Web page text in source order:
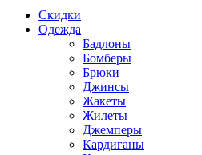
Скидки
Одежда
Бадлоны
Бомберы
Брюки
Джинсы
Жакеты
Жилеты
Джемперы
Кардиганы